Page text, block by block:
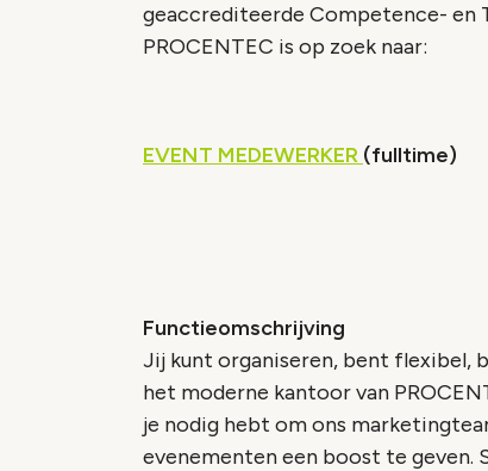
geaccrediteerde Competence- en
PROCENTEC is op zoek naar:
EVENT MEDEWERKER (fulltime)
Functieomschrijving
Jij kunt organiseren, bent flexibel,
het moderne kantoor van
je nodig hebt om ons
evenementen een boost te geven.